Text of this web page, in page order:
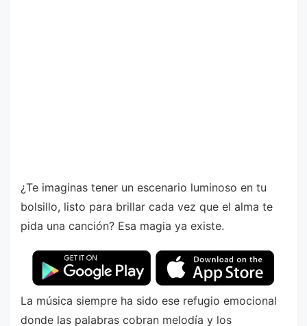
¿Te imaginas tener un escenario luminoso en tu
bolsillo, listo para brillar cada vez que el alma te
pida una canción? Esa magia ya existe.
La música siempre ha sido ese refugio emocional
donde las palabras cobran melodía y los